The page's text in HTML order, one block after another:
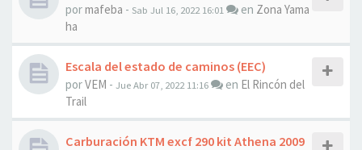
pormafeba - Sab Jul 16, 2022 16:01 en Zona Yama
ha
Escala del estado de caminos (EEC)
porVEM - Jue Abr 07, 2022 11:16 en El Rincón del
Trail
Carburación KTM excf 290 kit Athena 2009